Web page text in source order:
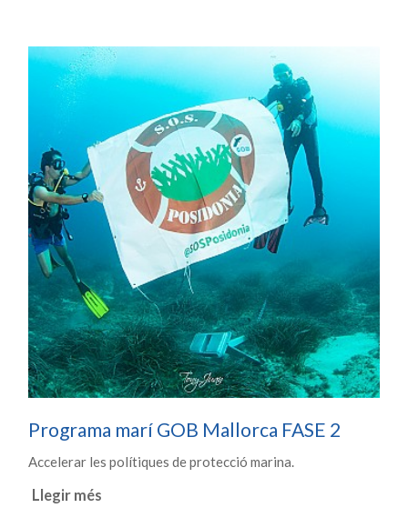
Programa marí GOB Mallorca FASE 2
Accelerar les polítiques de protecció marina.
Llegir més